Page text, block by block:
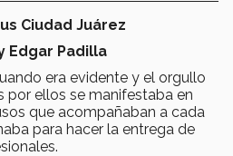
Ciudad Juárez
Edgar Padilla
era evidente y el orgullo
por ellos se manifestaba en
que acompañaban a cada
para hacer la entrega de